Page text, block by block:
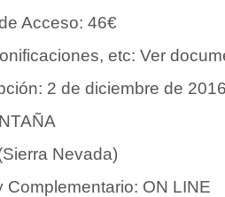
Acceso: 46€
etc: Ver
2 de diciembre de
Nevada)
Complementario: ON LINE